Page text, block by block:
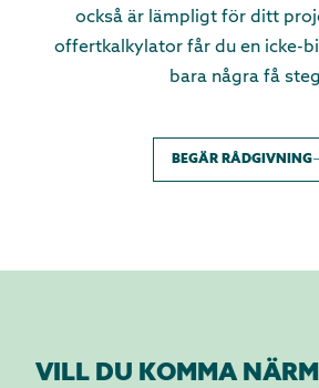
också är lämpligt för ditt
offertkalkylator får du en icke-
bara några få
BEGÄR RÅDGIVNING
VILL DU KOMMA